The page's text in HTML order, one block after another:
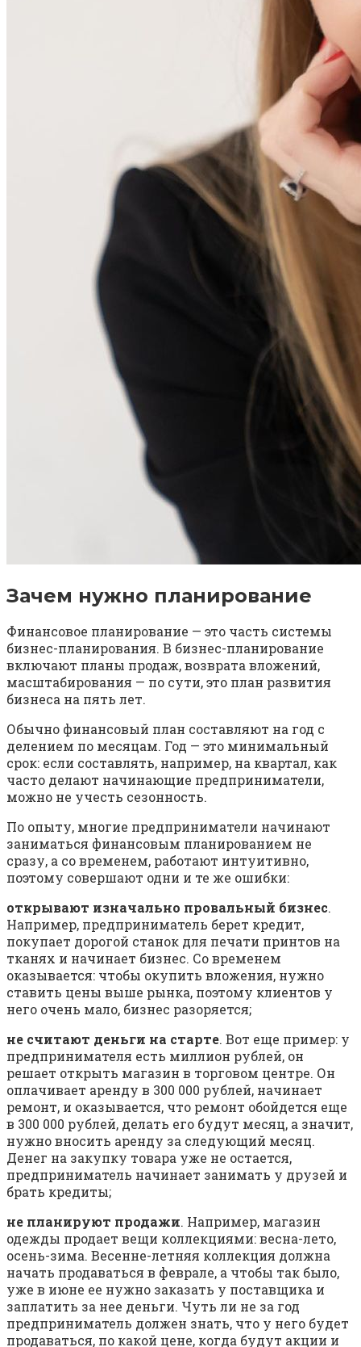
Зачем нужно планирование
Финансовое планирование — это часть системы
бизнес-планирования. В бизнес-планирование
включают планы продаж, возврата вложений,
масштабирования — по сути, это план развития
бизнеса на пять лет.
Обычно финансовый план составляют на год с
делением по месяцам. Год — это минимальный
срок: если составлять, например, на квартал, как
часто делают начинающие предприниматели,
можно не учесть сезонность.
По опыту, многие предприниматели начинают
заниматься финансовым планированием не
сразу, а со временем, работают интуитивно,
поэтому совершают одни и те же ошибки:
открывают изначально провальный бизнес.
Например, предприниматель берет кредит,
покупает дорогой станок для печати принтов на
тканях и начинает бизнес. Со временем
оказывается: чтобы окупить вложения, нужно
ставить цены выше рынка, поэтому клиентов у
него очень мало, бизнес разоряется;
не считают деньги на старте. Вот еще пример: у
предпринимателя есть миллион рублей, он
решает открыть магазин в торговом центре. Он
оплачивает аренду в 300 000 рублей, начинает
ремонт, и оказывается, что ремонт обойдется еще
в 300 000 рублей, делать его будут месяц, а значит,
нужно вносить аренду за следующий месяц.
Денег на закупку товара уже не остается,
предприниматель начинает занимать у друзей и
брать кредиты;
не планируют продажи. Например, магазин
одежды продает вещи коллекциями: весна-лето,
осень-зима. Весенне-летняя коллекция должна
начать продаваться в феврале, а чтобы так было,
уже в июне ее нужно заказать у поставщика и
заплатить за нее деньги. Чуть ли не за год
предприниматель должен знать, что у него будет
продаваться, по какой цене, когда будут акции и